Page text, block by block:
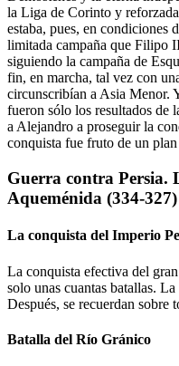
la Liga de Corinto y
estaba, pues, en condiciones
limitada campaña que Filipo
siguiendo la campaña de
fin, en marcha, tal vez con
circunscribían a Asia Menor.
fueron sólo los resultados de
a Alejandro a proseguir la
conquista fue fruto de un
Guerra contra Persia.
Aqueménida (334-327)
La conquista del Imperio
La conquista efectiva del
solo unas cuantas batallas.
Después, se recuerdan sobre
Batalla del Río Gránico